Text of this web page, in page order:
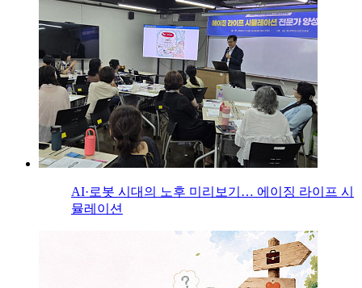
AI·로봇 시대의 노후 미리보기… 에이징 라이프 시
뮬레이션